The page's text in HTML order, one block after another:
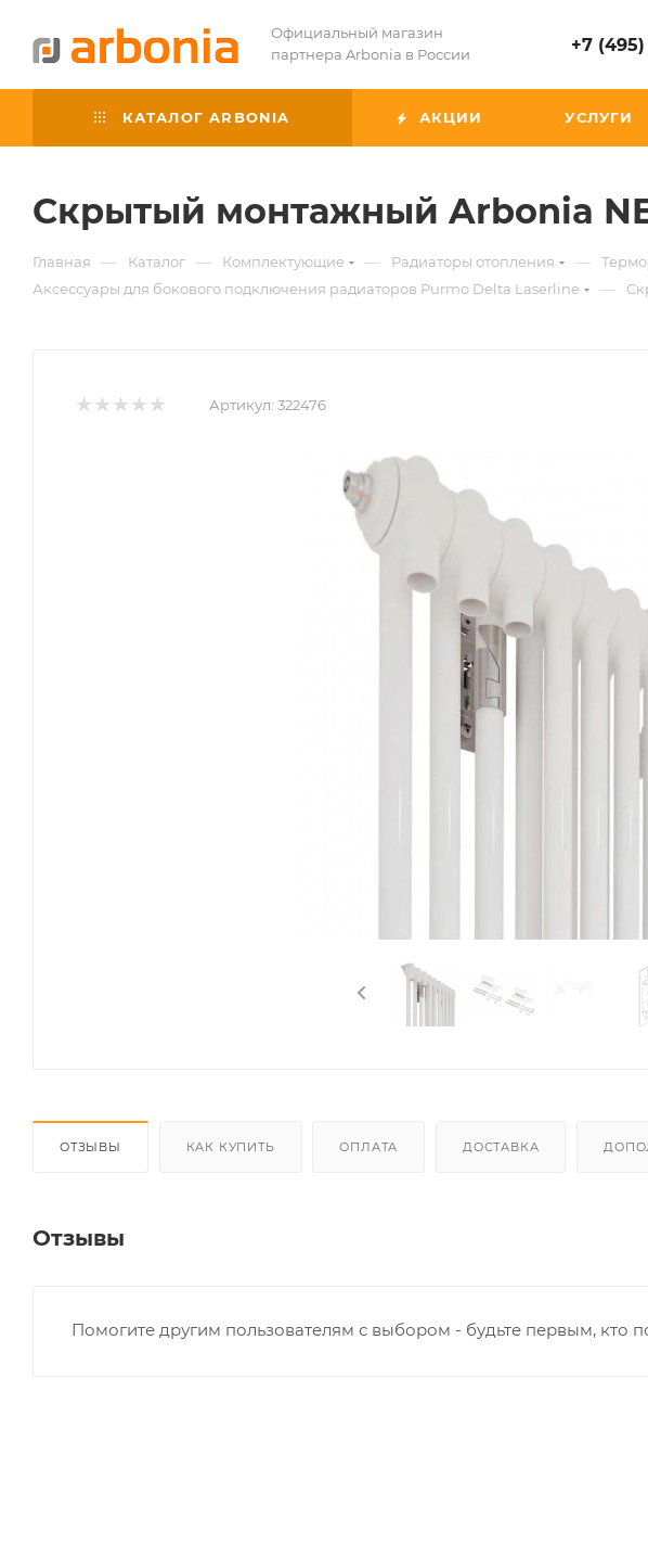
Официальный магазин
партнера Arbonia в России
+7 (495)
КАТАЛОГ ARBONIA АКЦИИ УСЛУГИ
Скрытый монтажный Arbonia
Главная — Каталог — Комплектующие — Радиаторы отопления —
Аксессуары для бокового подключения радиаторов Purmo Delta Laserline —
Артикул: 322476
ОТЗЫВЫ КАК КУПИТЬ ОПЛАТА ДОСТАВКА
Отзывы
Помогите другим пользователям с выбором - будьте первым, кто